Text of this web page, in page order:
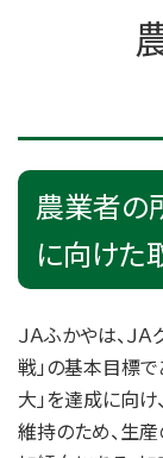
農業者の
に向けた
ＪＡふかやは、Ｊ
戦」の基本目標
大」を達成に向
維持のため、生